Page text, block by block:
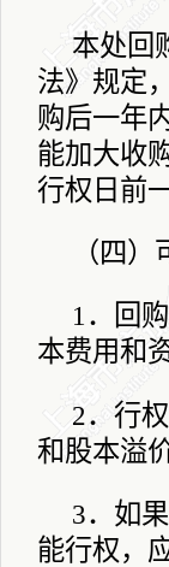
本处回
法》规定
购后一年
能加大收
行权日前
（四
1．回
本费用和
2．行
和股本溢
3．如
能行权，